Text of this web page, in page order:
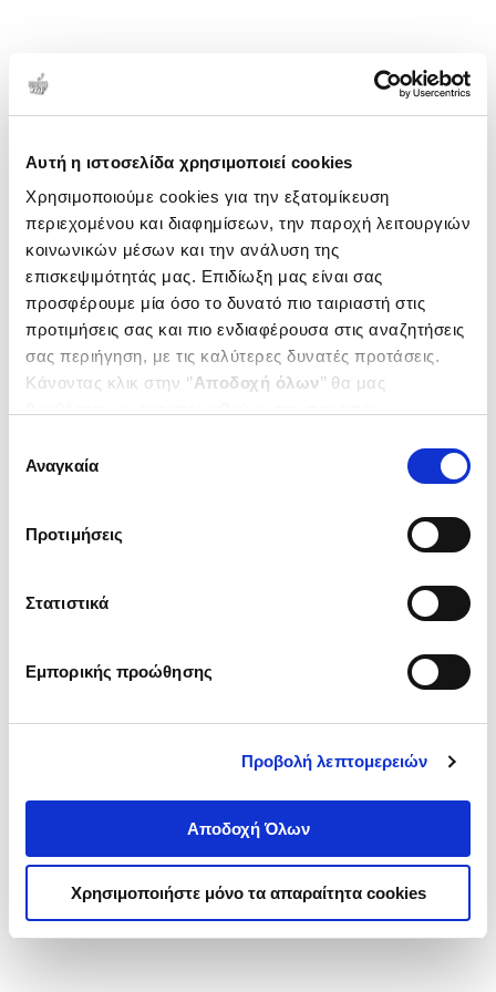
Αυτή η ιστοσελίδα χρησιμοποιεί cookies
Χρησιμοποιούμε cookies για την εξατομίκευση
περιεχομένου και διαφημίσεων, την παροχή λειτουργιών
κοινωνικών μέσων και την ανάλυση της
επισκεψιμότητάς μας. Επιδίωξη μας είναι σας
προσφέρουμε μία όσο το δυνατό πιο ταιριαστή στις
προτιμήσεις σας και πιο ενδιαφέρουσα στις αναζητήσεις
σας περιήγηση, με τις καλύτερες δυνατές προτάσεις.
Κάνοντας κλικ στην ‘’Αποδοχή όλων’’ θα μας
ενδιαφέρουν και να επιλέξετε από τα παρακάτω με την
΄΄και να ενημερωθείτε σχετικά με
συγκατάθεσης
Αναγκαία
Προτιμήσεις
Στατιστικά
Εμπορικής προώθησης
Προβολή λεπτομερειών
Αποδοχή Όλων
Χρησιμοποιήστε μόνο τα απαραίτητα cookies